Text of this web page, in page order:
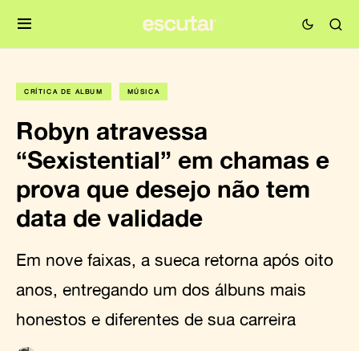
CRÍTICA DE ÁLBUM MÚSICA
Robyn atravessa
“Sexistential” em chamas e
prova que desejo não tem
data de validade
Em nove faixas, a sueca retorna após oito
anos, entregando um dos álbuns mais
honestos e diferentes de sua carreira